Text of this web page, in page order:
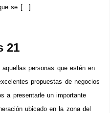
se […]
21
aquellas personas que estén en
propuestas de negocios
a presentarle un importante
ubicado en la zona del